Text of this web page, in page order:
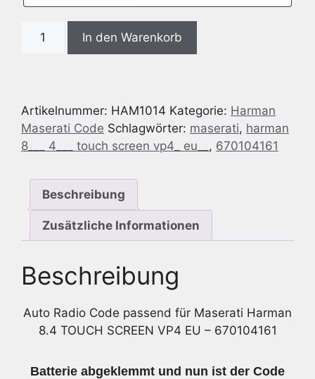
Radio
Harman
8.4
TOUCH
VP4
EU
670104161
In den Warenkorb
Artikelnummer: HAM1014 Kategorie: Harman
Maserati Code Schlagwörter: maserati, harman
8___ 4___ touch screen vp4_ eu__ , 670104161
Beschreibung
Zusätzliche Informationen
Beschreibung
Auto Radio Code passend für Maserati Harman
8.4 TOUCH SCREEN VP4 EU – 670104161
Batterie abgeklemmt und nun ist der Code